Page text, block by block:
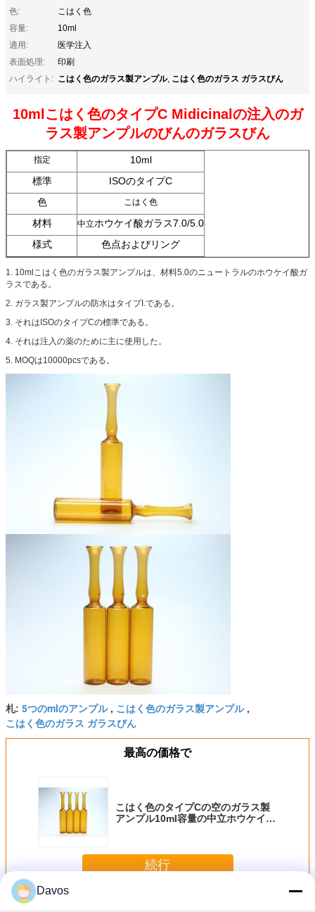
色:
こはく色
容量:
10ml
適用:
医学注入
表面処理:
印刷
ハイライト: こはく色のガラス製アンプル, こはく色のガラス ガラスびん
10mlこはく色のタイプC Midicinalの注入のガ
ラス製アンプルのびんのガラスびん
指定
10ml
標準
ISOのタイプC
色
こはく色
材料 中立ホウケイ酸ガラス7.0/5.0
様式
色点およびリング
1. 10mlこはく色のガラス製アンプルは、材料5.0のニュートラルのホウケイ酸ガ
ラスである。
2. ガラス製アンプルの防水はタイプI.である。
3. それはISOのタイプCの標準である。
4. それは注入の薬のために主に使用した。
5. MOQは10000pcsである。
札: 5つのmlのアンプル, こはく色のガラス製アンプル,
こはく色のガラス ガラスびん
最高の価格で
こはく色のタイプCの空のガラス製
アンプル10ml容量の中立ホウケイ酸
続行
多く空のガラス製アンプル
Davos